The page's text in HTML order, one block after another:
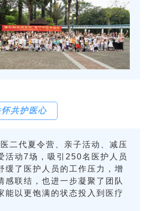
共护医心
二代夏令营、亲子活动、减压
活动7场，吸引250名医护人员
缓了医护人员的工作压力，增
感联结，也进一步凝聚了团队
能以更饱满的状态投入到医疗